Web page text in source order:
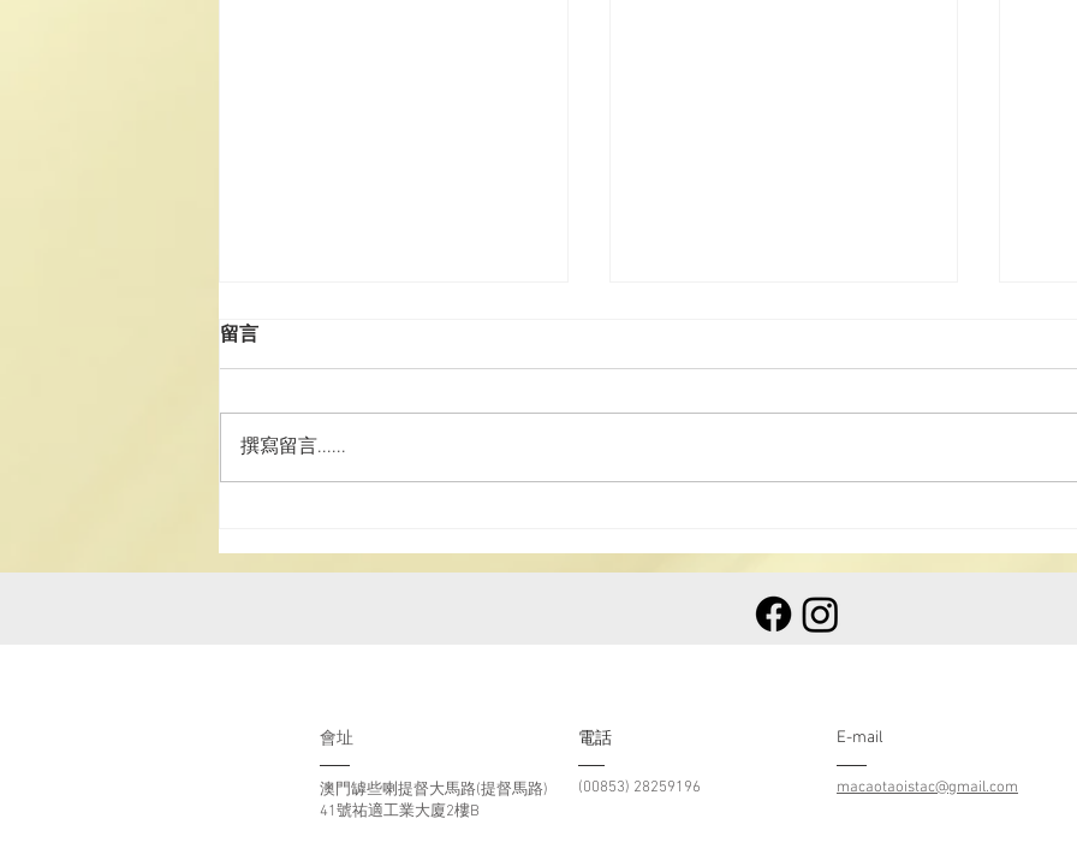
2025《道德經》中學生讀後
文比賽揭曉 為讓中學生認識我國
文化瑰寶《道德經》，弘揚中國傳
統文化，配合特區政 […]
比賽揭曉
留言
撰寫留言......
會址
澳門罅些喇提督大馬路(提督馬路)
41號祐適工業大廈2樓B
​電話
(00853) 28259196
E-mail
macaotaoistac@gmail.com